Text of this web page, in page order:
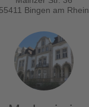
55411 Bingen am Rhein